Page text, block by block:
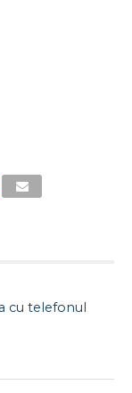
cu telefonul